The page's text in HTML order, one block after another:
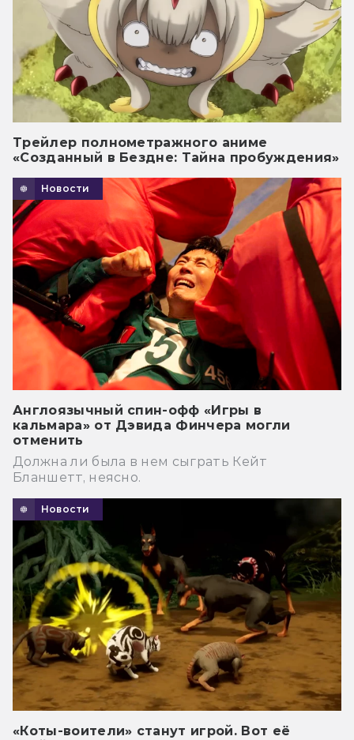
Трейлер полнометражного аниме
«Созданный в Бездне: Тайна пробуждения»
Новости
Англоязычный спин-офф «Игры в
кальмара» от Дэвида Финчера могли
отменить
Должна ли была в нем сыграть Кейт
Бланшетт, неясно.
Новости
«Коты-воители» станут игрой. Вот её